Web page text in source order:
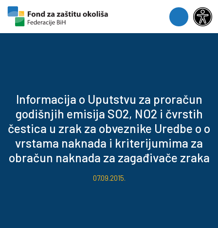
Skip to content
Skip to footer
Menu
Informacija o Uputstvu za proračun
godišnjih emisija SO2, NO2 i čvrstih
čestica u zrak za obveznike Uredbe o o
vrstama naknada i kriterijumima za
obračun naknada za zagađivače zraka
07.09.2015.